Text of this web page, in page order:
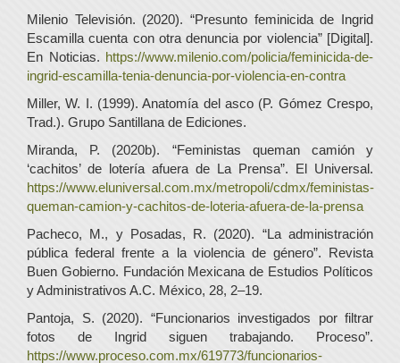
Milenio Televisión. (2020). “Presunto feminicida de Ingrid
Escamilla cuenta con otra denuncia por violencia” [Digital].
En Noticias. https://www.milenio.com/policia/feminicida-de-
ingrid-escamilla-tenia-denuncia-por-violencia-en-contra
Miller, W. I. (1999). Anatomía del asco (P. Gómez Crespo,
Trad.). Grupo Santillana de Ediciones.
Miranda, P. (2020b). “Feministas queman camión y
‘cachitos’ de lotería afuera de La Prensa”. El Universal.
https://www.eluniversal.com.mx/metropoli/cdmx/feministas-
queman-camion-y-cachitos-de-loteria-afuera-de-la-prensa
Pacheco, M., y Posadas, R. (2020). “La administración
pública federal frente a la violencia de género”. Revista
Buen Gobierno. Fundación Mexicana de Estudios Políticos
y Administrativos A.C. México, 28, 2–19.
Pantoja, S. (2020). “Funcionarios investigados por filtrar
fotos de Ingrid siguen trabajando. Proceso”.
https://www.proceso.com.mx/619773/funcionarios-